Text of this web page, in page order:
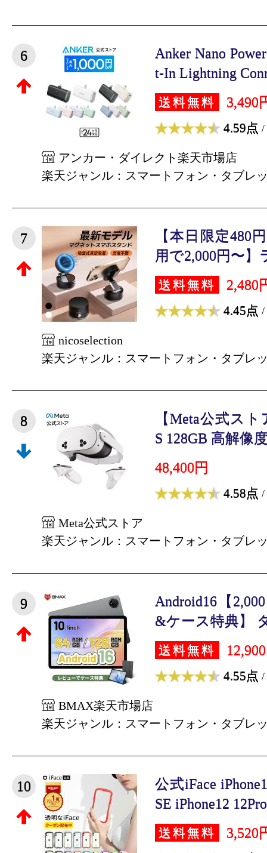
6
Anker Nano
t-In Lightning
送料無料 3,490
4.59点 /
アンカー・ダイレクト楽天市場店
楽天ジャンル：スマートフォン・タブレ
7
【本日限定480
用で2,000円〜】
送料無料 2,480
4.45点 /
nicoselection
楽天ジャンル：スマートフォン・タブレ
8
【Meta公式スト
S 128GB 高解像
48,400円
4.58点 /
Meta公式ストア
楽天ジャンル：スマートフォン・タブレ
9
Android16【
&ケース特典】
送料無料
4.55点 /
BMAX楽天市場店
楽天ジャンル：スマートフォン・タブレ
10
公式iFace
SE iPhone12
送料無料 3,520